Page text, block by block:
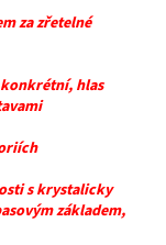
za zřetelné
hlas
s krystalicky
základem,